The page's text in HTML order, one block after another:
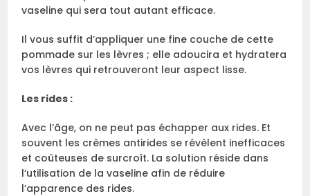
vaseline qui sera tout autant efficace.
Il vous suffit d’appliquer une fine couche de cette
pommade sur les lèvres ; elle adoucira et hydratera
vos lèvres qui retrouveront leur aspect lisse.
Les rides :
Avec l’âge, on ne peut pas échapper aux rides. Et
souvent les crèmes antirides se révèlent inefficaces
et coûteuses de surcroît. La solution réside dans
l’utilisation de la vaseline afin de réduire
l’apparence des rides.